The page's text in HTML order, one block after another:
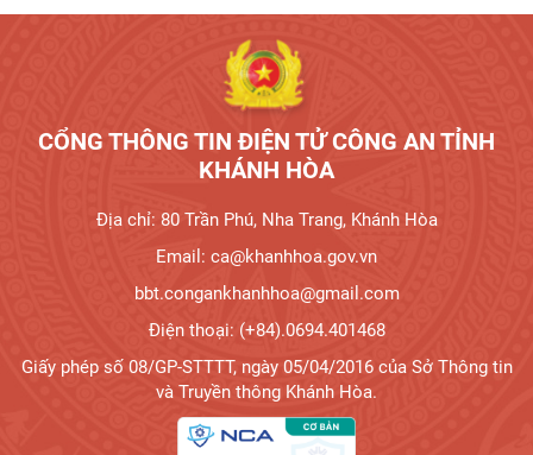
CỔNG THÔNG TIN ĐIỆN TỬ CÔNG AN TỈNH
KHÁNH HÒA
Địa chỉ: 80 Trần Phú, Nha Trang, Khánh Hòa
Email: ca@khanhhoa.gov.vn
bbt.congankhanhhoa@gmail.com
Điện thoại: (+84).0694.401468
Giấy phép số 08/GP-STTTT, ngày 05/04/2016 của Sở Thông tin
và Truyền thông Khánh Hòa.